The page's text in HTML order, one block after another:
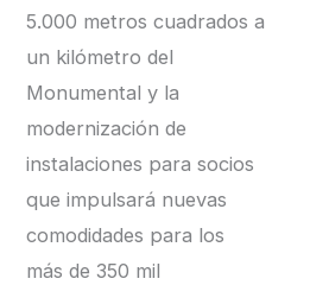
5.000 metros cuadrados a
un kilómetro del
Monumental y la
modernización de
instalaciones para socios
que impulsará nuevas
comodidades para los
más de 350 mil